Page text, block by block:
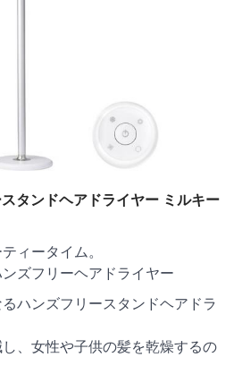
タンドヘアドライヤー ミルキー
ィータイム。
ズフリーヘアドライヤー
ハンズフリースタンドヘアドラ
、女性や子供の髪を乾燥するの